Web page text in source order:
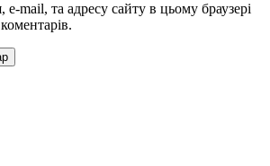
e-mail, та адресу сайту в цьому браузері